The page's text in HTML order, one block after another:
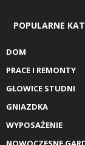
POPULARNE
DOM
PRACE I REMONTY
GŁOWICE STUDNI
GNIAZDKA
WYPOSAŻENIE